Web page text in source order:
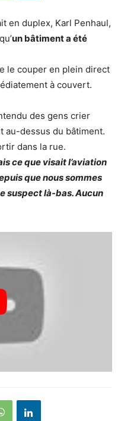
en duplex, Karl Penhaul,
un bâtiment a été
le couper en plein direct
à couvert.
des gens crier
au-dessus du bâtiment.
dans la rue.
ce que visait l’aviation
que nous sommes
suspect là-bas. Aucun